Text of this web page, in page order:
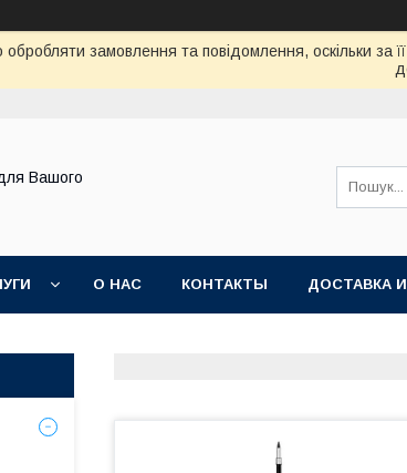
замовлення та повідомлення, оскільки
Вашого
О НАС КОНТАКТЫ ДОСТАВКА